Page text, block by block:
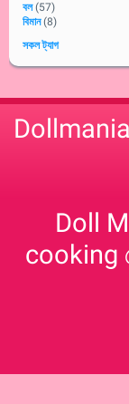
বল (57)
বিমান (8)
সকল ট্যাগ
Doll
cooking